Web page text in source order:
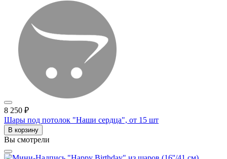
8 250 ₽
Шары под потолок "Наши сердца", от 15 шт
В корзину
Вы смотрели